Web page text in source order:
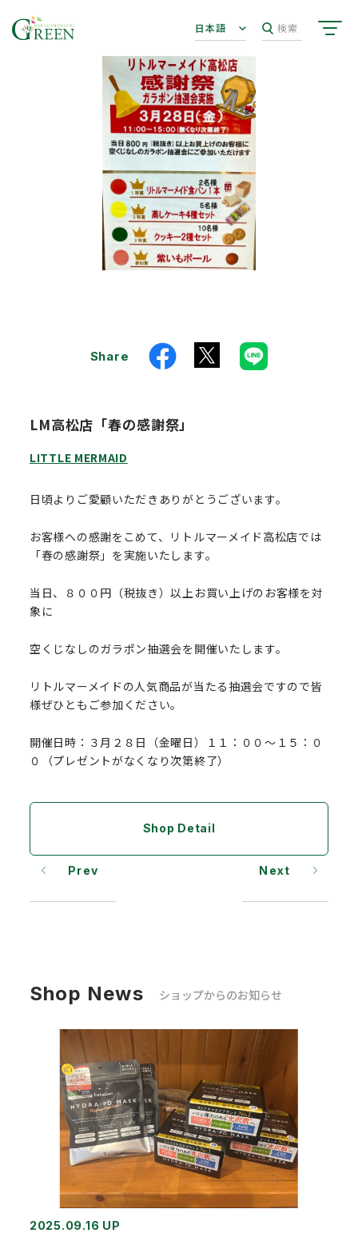
日本語 検索
Share
LM高松店「春の感謝祭」
LITTLE MERMAID
日頃よりご愛顧いただきありがとうございます。
お客様への感謝をこめて、リトルマーメイド高松店では
「春の感謝祭」を実施いたします。
当日、８００円（税抜き）以上お買い上げのお客様を対
象に
空くじなしのガラポン抽選会を開催いたします。
リトルマーメイドの人気商品が当たる抽選会ですので皆
様ぜひともご参加ください。
開催日時：３月２８日（金曜日）１１：００～１５：０
０（プレゼントがなくなり次第終了）
Shop Detail
Prev Next
Shop News ショップからのお知らせ
2025.09.16 UP